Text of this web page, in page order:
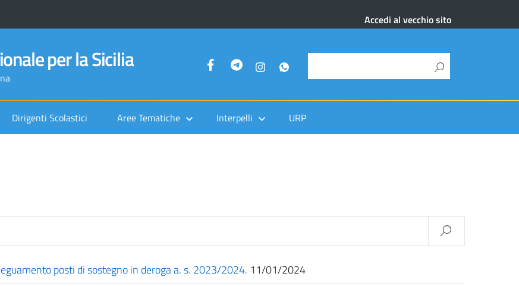
Accedi al vecchio sito
per la Sicilia
Dirigenti Scolastici Aree Tematiche Interpelli URP
posti di sostegno in deroga a. s. 2023/2024. 11/01/2024